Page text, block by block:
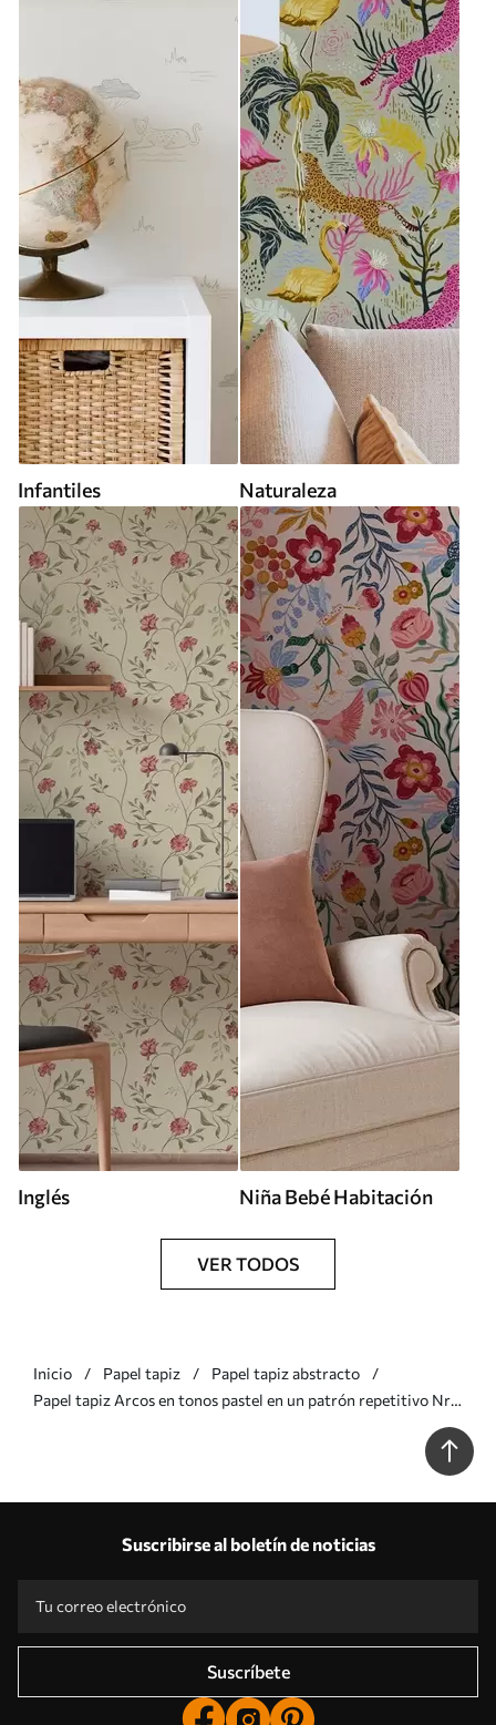
Infantiles Naturaleza
Inglés Niña Bebé Habitación
VER TODOS
Inicio Papel tapiz
Papel tapiz abstracto
Papel tapiz Arcos en tonos pastel en un patrón repetitivo Nr.
Suscribirse al boletín de noticias
Suscríbete